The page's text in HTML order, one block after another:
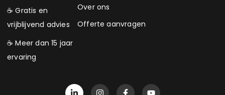
☕ Gratis en
vrijblijvend advies
☕ Meer dan 15 jaar
ervaring
Over ons
Offerte aanvragen